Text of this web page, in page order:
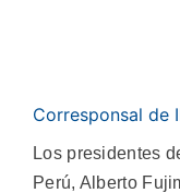
Corresponsal de
Los presidentes
Perú, Alberto